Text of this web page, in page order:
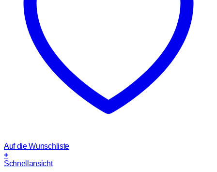
Auf die Wunschliste
+
Schnellansicht